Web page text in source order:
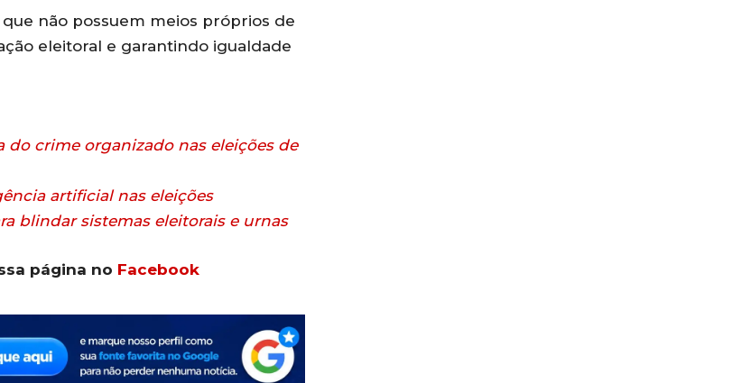
não possuem meios próprios de
eleitoral e garantindo igualdade
crime organizado nas eleições de
artificial nas eleições
blindar sistemas eleitorais e urnas
página no Facebook